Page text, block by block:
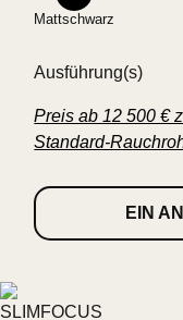
Mattschwarz
Ausführung(s)
Preis ab 12 500 €
Standard-
EIN